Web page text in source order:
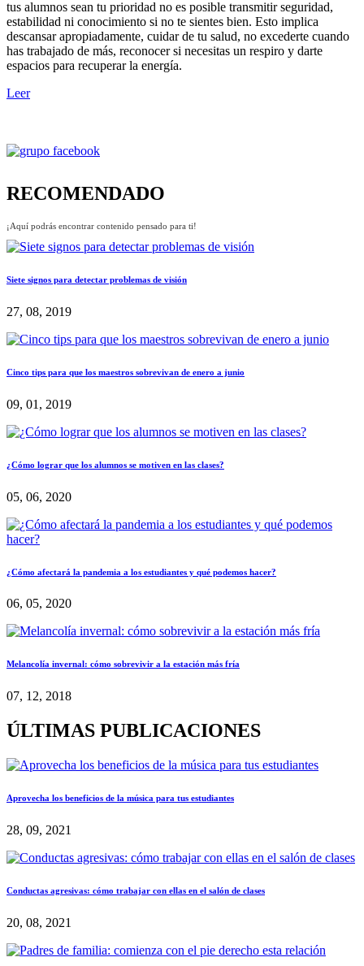
tus alumnos sean tu prioridad no es posible transmitir seguridad,
estabilidad ni conocimiento si no te sientes bien. Esto implica
descansar apropiadamente, cuidar de tu salud, no excederte cuando
has trabajado de más, reconocer si necesitas un respiro y darte
espacios para recuperar la energía.
Leer
RECOMENDADO
¡Aquí podrás encontrar contenido pensado para ti!
Siete signos para detectar problemas de visión
27, 08, 2019
Cinco tips para que los maestros sobrevivan de enero a junio
09, 01, 2019
¿Cómo lograr que los alumnos se motiven en las clases?
05, 06, 2020
¿Cómo afectará la pandemia a los estudiantes y qué podemos hacer?
06, 05, 2020
Melancolía invernal: cómo sobrevivir a la estación más fría
07, 12, 2018
ÚLTIMAS PUBLICACIONES
Aprovecha los beneficios de la música para tus estudiantes
28, 09, 2021
Conductas agresivas: cómo trabajar con ellas en el salón de clases
20, 08, 2021